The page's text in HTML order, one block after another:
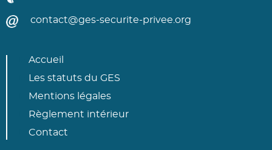
contact@ges-securite-privee.org
Accueil
Les statuts du GES
Mentions légales
Règlement intérieur
Contact